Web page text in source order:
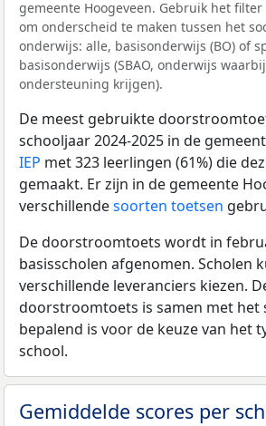
gemeente Hoogeveen. Gebruik het
om onderscheid te maken tussen het
onderwijs: alle, basisonderwijs (BO) of
basisonderwijs (SBAO, onderwijs
ondersteuning krijgen).
De meest gebruikte
schooljaar 2024-2025 in de
IEP met 323 leerlingen (61%) die
gemaakt. Er zijn in de gemeente
verschillendesoorten toetsen
De doorstroomtoets wordt in
basisscholen afgenomen. Scholen
verschillende leveranciers kiezen.
doorstroomtoets is samen met het
bepalend is voor de keuze van het
school.
Gemiddelde scores per